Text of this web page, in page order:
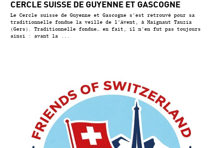
CERCLE SUISSE DE GUYENNE ET GASCOGNE
Le Cercle suisse de Guyenne et Gascogne s’est retrouvé pour sa
traditionnelle fondue la veille de l’Avent, à Maignaut Tauzia
(Gers). Traditionnelle fondue… en fait, il n’en fut pas toujours
ainsi : avant la ...